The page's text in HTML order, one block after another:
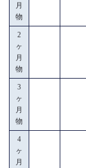
月
物
2
ヶ
月
物
3
ヶ
月
物
4
ヶ
月